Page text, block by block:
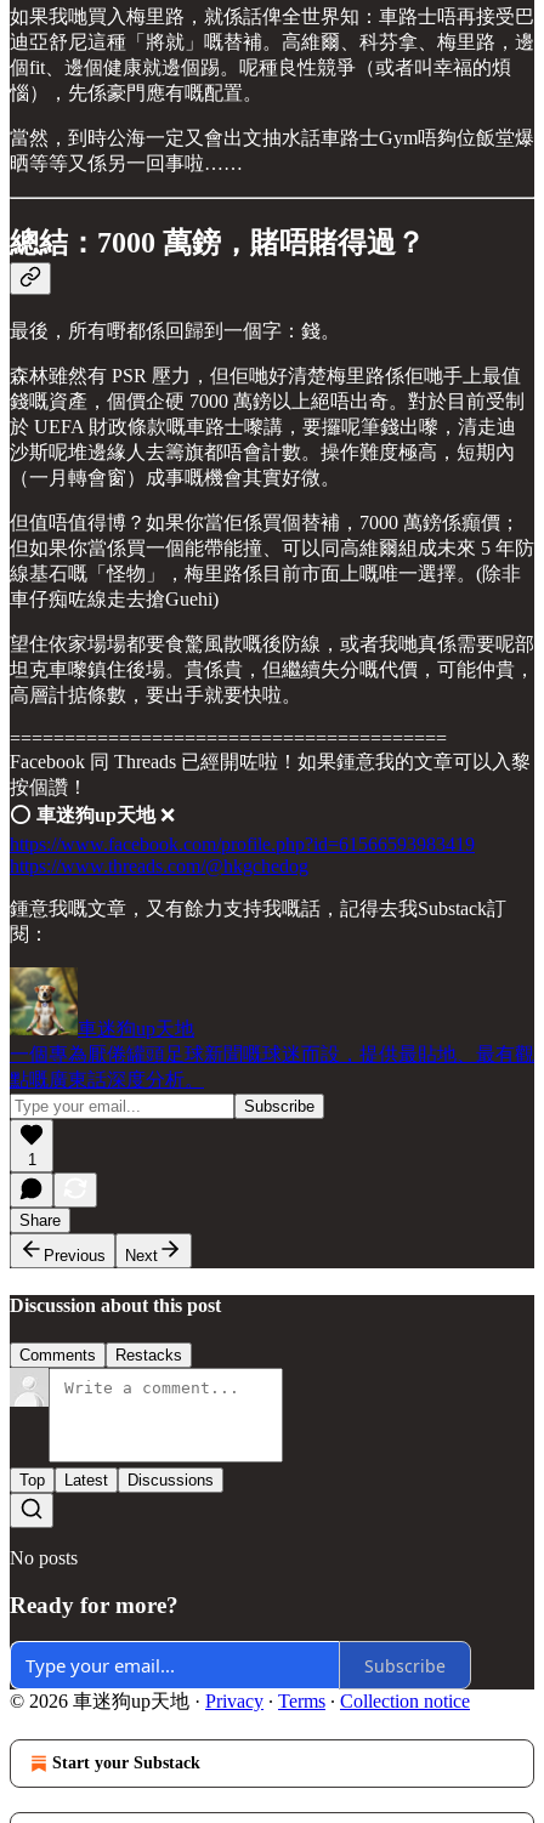
如果我哋買入梅里路，就係話俾全世界知：車路士唔再接受巴
迪亞舒尼這種「將就」嘅替補。高維爾、科芬拿、梅里路，邊
個fit、邊個健康就邊個踢。呢種良性競爭（或者叫幸福的煩
惱），先係豪門應有嘅配置。
當然，到時公海一定又會出文抽水話車路士Gym唔夠位飯堂爆
晒等等又係另一回事啦……
總結：7000 萬鎊，賭唔賭得過？
最後，所有嘢都係回歸到一個字：錢。
森林雖然有 PSR 壓力，但佢哋好清楚梅里路係佢哋手上最值
錢嘅資產，個價企硬 7000 萬鎊以上絕唔出奇。對於目前受制
於 UEFA 財政條款嘅車路士嚟講，要攞呢筆錢出嚟，清走迪
沙斯呢堆邊緣人去籌旗都唔會計數。操作難度極高，短期內
（一月轉會窗）成事嘅機會其實好微。
但值唔值得博？如果你當佢係買個替補，7000 萬鎊係癲價；
但如果你當係買一個能帶能撞、可以同高維爾組成未來 5 年防
線基石嘅「怪物」，梅里路係目前市面上嘅唯一選擇。(除非
車仔痴咗線走去搶Guehi)
望住依家場場都要食驚風散嘅後防線，或者我哋真係需要呢部
坦克車嚟鎮住後場。貴係貴，但繼續失分嘅代價，可能仲貴，
高層計掂條數，要出手就要快啦。
========================================
Facebook 同 Threads 已經開咗啦！如果鍾意我的文章可以入黎
按個讚！
⭕️ 車迷狗up天地❌
https://www.facebook.com/profile.php?id=61566593983419
https://www.threads.com/@hkgchedog
鍾意我嘅文章，又有餘力支持我嘅話，記得去我Substack訂
閱：
車迷狗up天地
一個專為厭倦罐頭足球新聞嘅球迷而設，提供最貼地、最有觀
點嘅廣東話深度分析。
1
Share
Previous
Next
Discussion about this post
Comments Restacks
Top Latest Discussions
No posts
Ready for more?
Subscribe
© 2026 車迷狗up天地 · Privacy ∙ Terms ∙ Collection notice
Start your Substack